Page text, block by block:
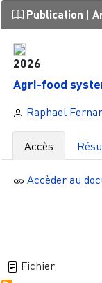
Publication
2026
Agri-food
Raphael
Accès
Accèder au
Fichier